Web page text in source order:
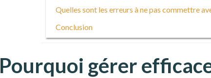
Quelles sont les erreurs à ne pas commettre
Conclusion
Pourquoi gérer